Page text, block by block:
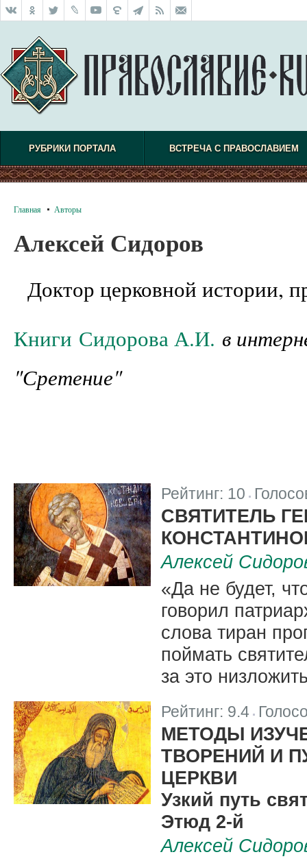
РУБРИКИ ПОРТАЛА ВСТРЕЧА С ПРАВОСЛАВИЕМ
Главная Авторы
Алексей Сидоров
Доктор церковной истории,
Книги Сидорова А.И. в
"Сретение"
Рейтинг: 10
СВЯТИТЕЛЬ
Алексей
«Да не будет,
говорил
слова тиран
поймать
за это
Рейтинг: 9.4
МЕТОДЫ
ТВОРЕНИЙ И
ЦЕРКВИ
Узкий путь
Этюд 2-й
Алексей